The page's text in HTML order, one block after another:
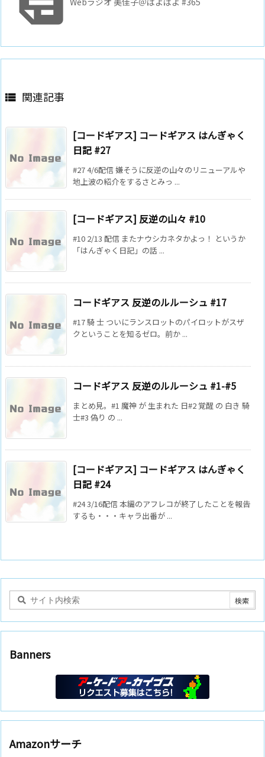
 関連記事
[コードギアス] コードギアス はんぎゃく
日記 #27
#27 4/6配信 嫌そうに反逆の山々のリニューアルや
地上波の紹介をするさとみっ ...
[コードギアス] 反逆の山々 #10
#10 2/13 配信 またナウシカネタかよっ！ というか
「はんぎゃく日記」の話 ...
コードギアス 反逆のルルーシュ #17
#17 騎 士 ついにランスロットのパイロットがスザ
クということを知るゼロ。前か ...
コードギアス 反逆のルルーシュ #1-#5
まとめ見。#1 魔神 が 生まれた 日#2 覚醒 の 白き 騎
士#3 偽り の ...
[コードギアス] コードギアス はんぎゃく
日記 #24
#24 3/16配信 本編のアフレコが終了したことを報告
するも・・・キャラ出番が ...
Banners
Amazonサーチ